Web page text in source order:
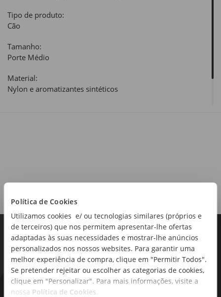
Política de Cookies
Utilizamos cookies e/ ou tecnologias similares (próprios e
de terceiros) que nos permitem apresentar-lhe ofertas
adaptadas às suas necessidades e mostrar-lhe anúncios
personalizados nos nossos websites. Para garantir uma
melhor experiência de compra, clique em "Permitir Todos".
Se pretender rejeitar ou escolher as categorias de cookies,
clique em "Personalizar". Para mais informações, visite a
nossa Política de Cookies
Tipo de produto:
Cão
Tamanho:
Porte Médio
Material:
Nylon e aromatizantes sintéticos
As novidades mais frescas no